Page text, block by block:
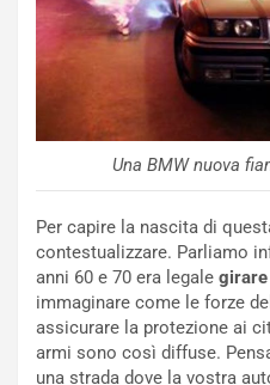
Una BMW nuova
Per capire la nascita di
contestualizzare. Parliamo
anni 60 e 70 era legale
immaginare come le forze
assicurare la protezione ai
armi sono così diffuse.
una strada dove la vostra
a
n
a
h
q
a
e
P
O